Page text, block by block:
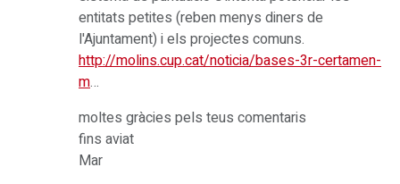
entitats petites (reben menys diners de
l'Ajuntament) i els projectes comuns.
http://molins.cup.cat/noticia/bases-3r-certamen-
m…
moltes gràcies pels teus comentaris
fins aviat
Mar